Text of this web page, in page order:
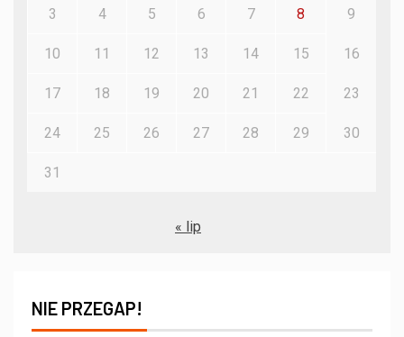
3 4 5 6 7 8 9
10 11 12 13 14 15 16
17 18 19 20 21 22 23
24 25 26 27 28 29 30
31
« lip
NIE PRZEGAP!